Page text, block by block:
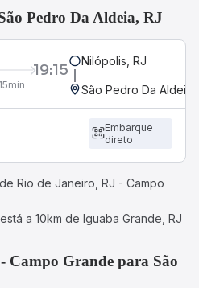
Pedro Da Aldeia, RJ
19:15 Nilópolis, RJ
São Pedro Da Aldeia,
Embarque
direto
Rio de Janeiro, RJ - Campo
a 10km de Iguaba Grande, RJ
Campo Grande para São